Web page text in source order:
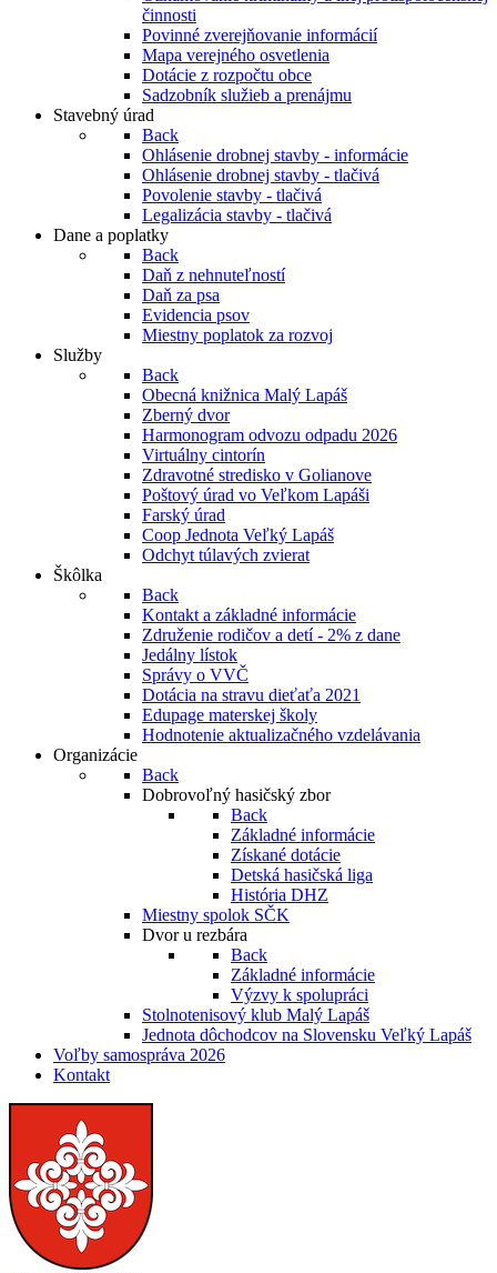
činnosti
Povinné zverejňovanie informácií
Mapa verejného osvetlenia
Dotácie z rozpočtu obce
Sadzobník služieb a prenájmu
Stavebný úrad
Back
Ohlásenie drobnej stavby - informácie
Ohlásenie drobnej stavby - tlačivá
Povolenie stavby - tlačivá
Legalizácia stavby - tlačivá
Dane a poplatky
Back
Daň z nehnuteľností
Daň za psa
Evidencia psov
Miestny poplatok za rozvoj
Služby
Back
Obecná knižnica Malý Lapáš
Zberný dvor
Harmonogram odvozu odpadu 2026
Virtuálny cintorín
Zdravotné stredisko v Golianove
Poštový úrad vo Veľkom Lapáši
Farský úrad
Coop Jednota Veľký Lapáš
Odchyt túlavých zvierat
Škôlka
Back
Kontakt a základné informácie
Združenie rodičov a detí - 2% z dane
Jedálny lístok
Správy o VVČ
Dotácia na stravu dieťaťa 2021
Edupage materskej školy
Hodnotenie aktualizačného vzdelávania
Organizácie
Back
Dobrovoľný hasičský zbor
Back
Základné informácie
Získané dotácie
Detská hasičská liga
História DHZ
Miestny spolok SČK
Dvor u rezbára
Back
Základné informácie
Výzvy k spolupráci
Stolnotenisový klub Malý Lapáš
Jednota dôchodcov na Slovensku Veľký Lapáš
Voľby samospráva 2026
Kontakt